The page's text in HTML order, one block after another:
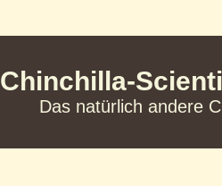
Chinchilla-
Das natürlich andere